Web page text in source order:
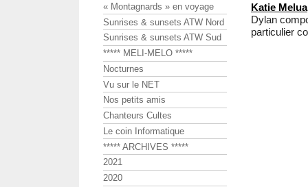
Katie Melua
Dylan
particulier
« Montagnards » en voyage
Sunrises & sunsets ATW Nord
Sunrises & sunsets ATW Sud
***** MELI-MELO *****
Nocturnes
Vu sur le NET
Nos petits amis
Chanteurs Cultes
Le coin Informatique
***** ARCHIVES *****
2021
2020